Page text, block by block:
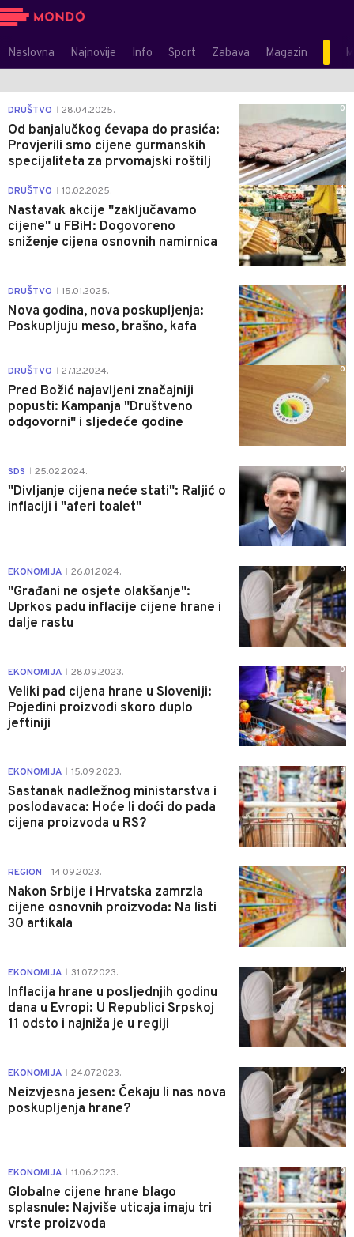
Naslovna Najnovije Info Sport Zabava Magazin
DRUŠTVO 28.04.2025.
Od banjalučkog ćevapa do prasića:
Provjerili smo cijene gurmanskih
specijaliteta za prvomajski roštilj
0
DRUŠTVO 10.02.2025.
Nastavak akcije "zaključavamo
cijene" u FBiH: Dogovoreno
sniženje cijena osnovnih namirnica
1
DRUŠTVO 15.01.2025.
Nova godina, nova poskupljenja:
Poskupljuju meso, brašno, kafa
1
DRUŠTVO 27.12.2024.
Pred Božić najavljeni značajniji
popusti: Kampanja "Društveno
odgovorni" i sljedeće godine
0
SDS 25.02.2024.
"Divljanje cijena neće stati": Raljić o
inflaciji i "aferi toalet"
0
EKONOMIJA 26.01.2024.
"Građani ne osjete olakšanje":
Uprkos padu inflacije cijene hrane i
dalje rastu
0
EKONOMIJA 28.09.2023.
Veliki pad cijena hrane u Sloveniji:
Pojedini proizvodi skoro duplo
jeftiniji
0
EKONOMIJA 15.09.2023.
Sastanak nadležnog ministarstva i
poslodavaca: Hoće li doći do pada
cijena proizvoda u RS?
0
REGION 14.09.2023.
Nakon Srbije i Hrvatska zamrzla
cijene osnovnih proizvoda: Na listi
30 artikala
0
EKONOMIJA 31.07.2023.
Inflacija hrane u posljednjih godinu
dana u Evropi: U Republici Srpskoj
11 odsto i najniža je u regiji
0
EKONOMIJA 24.07.2023.
Neizvjesna jesen: Čekaju li nas nova
poskupljenja hrane?
0
EKONOMIJA 11.06.2023.
Globalne cijene hrane blago
splasnule: Najviše uticaja imaju tri
vrste proizvoda
0